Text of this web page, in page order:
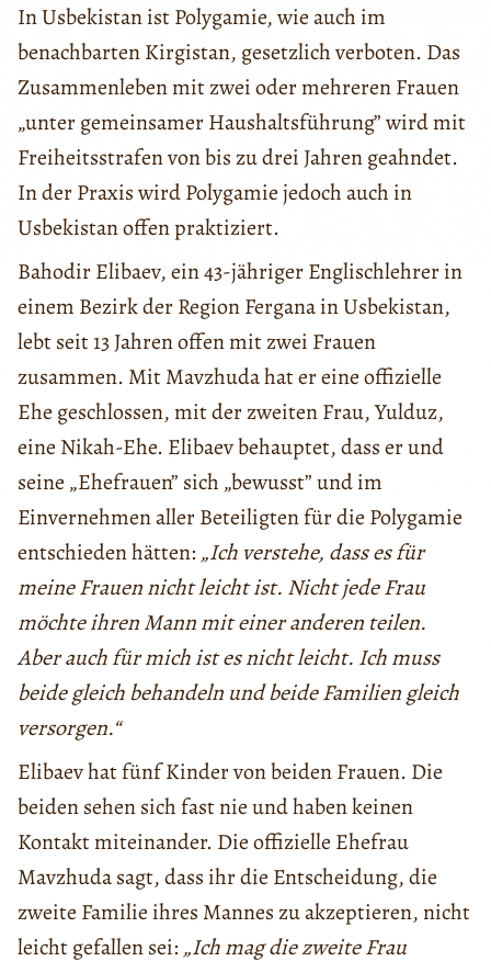
In Usbekistan ist Polygamie, wie auch im
benachbarten Kirgistan, gesetzlich verboten. Das
Zusammenleben mit zwei oder mehreren Frauen
„unter gemeinsamer Haushaltsführung” wird mit
Freiheitsstrafen von bis zu drei Jahren geahndet.
In der Praxis wird Polygamie jedoch auch in
Usbekistan offen praktiziert.
Bahodir Elibaev, ein 43-jähriger Englischlehrer in
einem Bezirk der Region Fergana in Usbekistan,
lebt seit 13 Jahren offen mit zwei Frauen
zusammen. Mit Mavzhuda hat er eine offizielle
Ehe geschlossen, mit der zweiten Frau, Yulduz,
eine Nikah-Ehe. Elibaev behauptet, dass er und
seine „Ehefrauen” sich „bewusst” und im
Einvernehmen aller Beteiligten für die Polygamie
entschieden hätten: „Ich verstehe, dass es für
meine Frauen nicht leicht ist. Nicht jede Frau
möchte ihren Mann mit einer anderen teilen.
Aber auch für mich ist es nicht leicht. Ich muss
beide gleich behandeln und beide Familien gleich
versorgen.“
Elibaev hat fünf Kinder von beiden Frauen. Die
beiden sehen sich fast nie und haben keinen
Kontakt miteinander. Die offizielle Ehefrau
Mavzhuda sagt, dass ihr die Entscheidung, die
zweite Familie ihres Mannes zu akzeptieren, nicht
leicht gefallen sei: „Ich mag die zweite Frau